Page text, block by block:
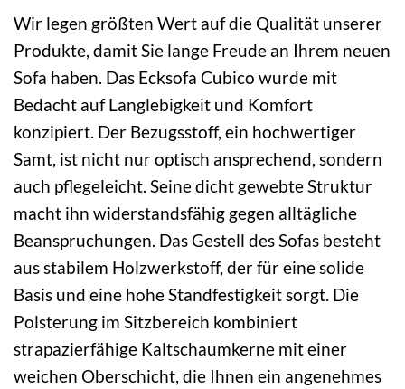
Wir legen größten Wert auf die Qualität unserer
Produkte, damit Sie lange Freude an Ihrem neuen
Sofa haben. Das Ecksofa Cubico wurde mit
Bedacht auf Langlebigkeit und Komfort
konzipiert. Der Bezugsstoff, ein hochwertiger
Samt, ist nicht nur optisch ansprechend, sondern
auch pflegeleicht. Seine dicht gewebte Struktur
macht ihn widerstandsfähig gegen alltägliche
Beanspruchungen. Das Gestell des Sofas besteht
aus stabilem Holzwerkstoff, der für eine solide
Basis und eine hohe Standfestigkeit sorgt. Die
Polsterung im Sitzbereich kombiniert
strapazierfähige Kaltschaumkerne mit einer
weichen Oberschicht, die Ihnen ein angenehmes